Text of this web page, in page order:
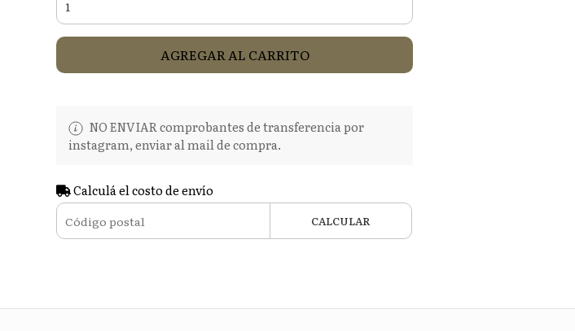
AGREGAR AL CARRITO
NO ENVIAR comprobantes de transferencia por
instagram, enviar al mail de compra.
Calculá el costo de envío
CALCULAR